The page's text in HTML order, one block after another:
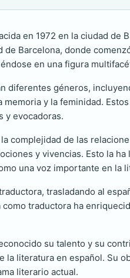
en 1972 en la ciudad de
Barcelona, donde
en una figura
diferentes géneros,
y la feminidad.
y evocadoras.
complejidad de las
y vivencias. Esto la
una voz importante en la
trasladando al
traductora ha
su talento y su
literatura en español. Su
literario actual.